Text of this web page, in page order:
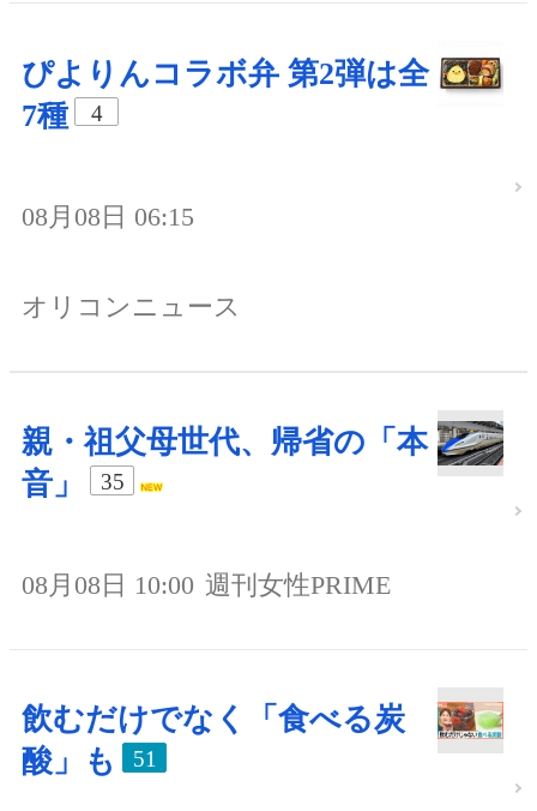
ぴよりんコラボ弁 第2弾は全
7種
4
08月08日 06:15
オリコンニュース
親・祖父母世代、帰省の「本
音」
35
08月08日 10:00 週刊女性PRIME
飲むだけでなく「食べる炭
酸」も
51